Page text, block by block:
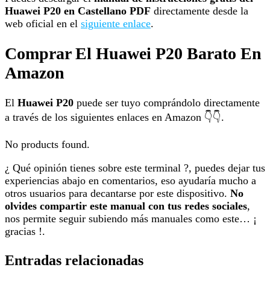
Huawei P20 en Castellano PDF directamente desde la
web oficial en el siguiente enlace.
Comprar El Huawei P20 Barato En
Amazon
El Huawei P20 puede ser tuyo comprándolo directamente
a través de los siguientes enlaces en Amazon 👇👇.
No products found.
¿ Qué opinión tienes sobre este terminal ?, puedes dejar tus
experiencias abajo en comentarios, eso ayudaría mucho a
otros usuarios para decantarse por este dispositivo. No
olvides compartir este manual con tus redes sociales,
nos permite seguir subiendo más manuales como este… ¡
gracias !.
Entradas relacionadas